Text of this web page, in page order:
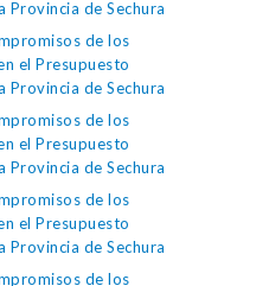
de Sechura
de los
el Presupuesto
de Sechura
de los
el Presupuesto
de Sechura
de los
el Presupuesto
de Sechura
de los